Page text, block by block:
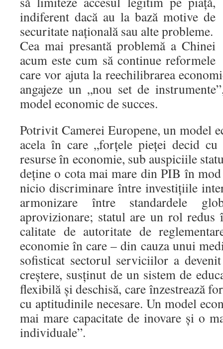
indiferent dacă au la bază motive de
securitate naţională sau alte probleme.
Cea mai presantă problemă a Chinei
acum este cum să continue reformele
care vor ajuta la reechilibrarea
angajeze un „nou set de
model economic de succes.
Potrivit Camerei Europene, un model
acela în care „forţele pieţei decid
resurse în economie, sub auspiciile
deţine o cota mai mare din PIB în
nicio discriminare între investiţiile
armonizare între standardele
aprovizionare; statul are un rol
calitate de autoritate de
economie în care – din cauza unui
sofisticat sectorul serviciilor a
creştere, susţinut de un sistem de
flexibilă şi deschisă, care înzestrează
cu aptitudinile necesare. Un model
mai mare capacitate de inovare şi o
individuale”.